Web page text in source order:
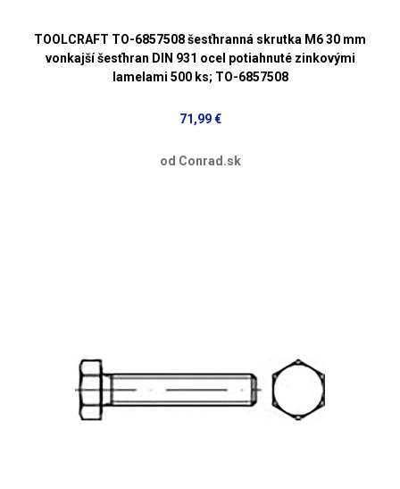
TOOLCRAFT TO-6857508 šesťhranná skrutka M6 30 mm
vonkajší šesťhran DIN 931 ocel potiahnuté zinkovými
lamelami 500 ks; TO-6857508
71,99 €
od Conrad.sk